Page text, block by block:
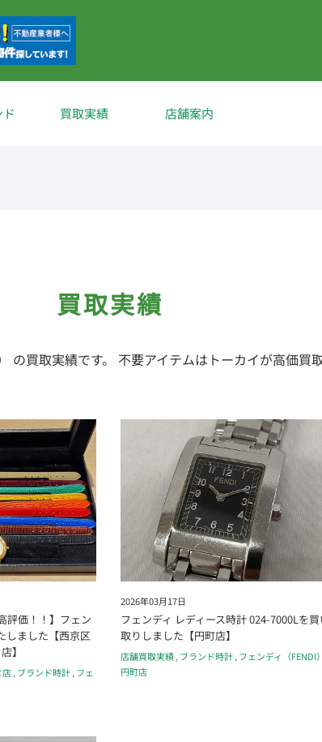
買取実績 店舗案内
買取実績
の買取実績です。 不要アイテムはトーカイが高価買
評価！！】フェン
しました【西京区
】
店, ブランド時計, フェ
2026年03月17日
フェンディ レディース時計 024-7000Lを買
取りしました【円町店】
店舗買取実績, ブランド時計, フェンディ（FENDI）
円町店